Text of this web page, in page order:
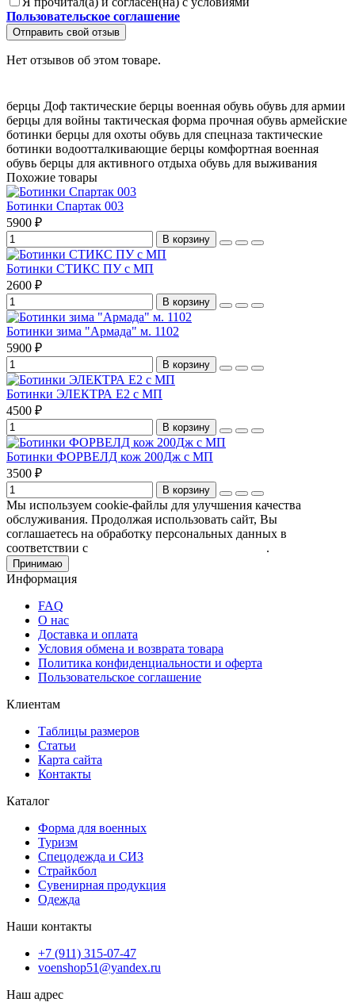
Пользовательское соглашение
Отправить свой отзыв
Нет отзывов об этом товаре.
берцы Доф тактические берцы военная обувь обувь для армии
берцы для войны тактическая форма прочная обувь армейские
ботинки берцы для охоты обувь для спецназа тактические
ботинки водоотталкивающие берцы комфортная военная
обувь берцы для активного отдыха обувь для выживания
Похожие товары
Ботинки Спартак 003
5900 ₽
В корзину
Ботинки СТИКС ПУ с МП
2600 ₽
В корзину
Ботинки зима "Армада" м. 1102
5900 ₽
В корзину
Ботинки ЭЛЕКТРА E2 с МП
4500 ₽
В корзину
Ботинки ФОРВЕЛД кож 200Дж с МП
3500 ₽
В корзину
Мы используем cookie-файлы для улучшения качества
обслуживания. Продолжая использовать сайт, Вы
соглашаетесь на обработку персональных данных в
соответствии с
.
Принимаю
Информация
FAQ
О нас
Доставка и оплата
Условия обмена и возврата товара
Политика конфиденциальности и оферта
Пользовательское соглашение
Клиентам
Таблицы размеров
Статьи
Карта сайта
Контакты
Каталог
Форма для военных
Туризм
Спецодежда и СИЗ
Страйкбол
Сувенирная продукция
Одежда
Наши контакты
+7 (911) 315-07-47
voenshop51@yandex.ru
Наш адрес